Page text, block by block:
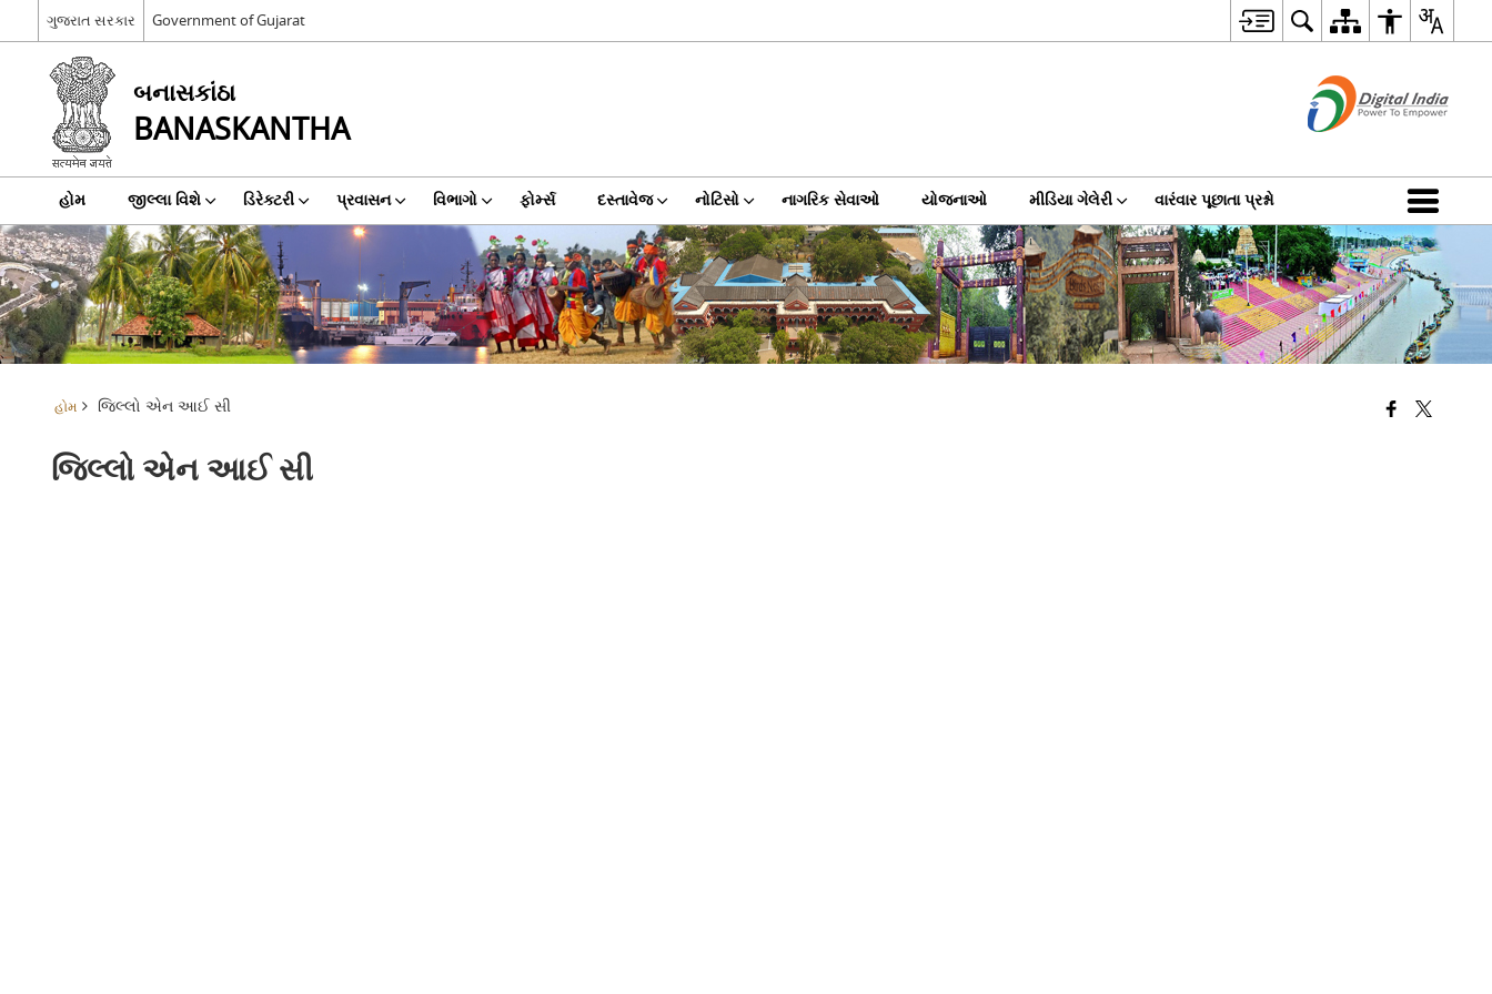
ગુજરાત સરકાર Government of Gujarat
બનાસકાંઠા
BANASKANTHA
હોમ જીલ્લા વિશે ડિરેક્ટરી પ્રવાસન વિભાગો ફોર્મ્સ દસ્તાવેજ નોટિસો નાગરિક સેવાઓ યોજનાઓ મીડિયા ગેલેરી વારંવાર પૂછાતા પ્રશ્નો
હોમ જિલ્લો એન આઈ સી
જિલ્લો એન આઈ સી